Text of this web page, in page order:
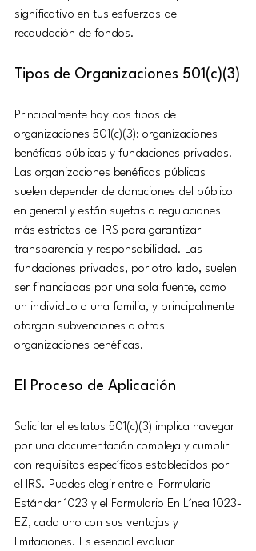
significativo en tus esfuerzos de
recaudación de fondos.
Tipos de Organizaciones 501(c)(3)
Principalmente hay dos tipos de
organizaciones 501(c)(3): organizaciones
benéficas públicas y fundaciones privadas.
Las organizaciones benéficas públicas
suelen depender de donaciones del público
en general y están sujetas a regulaciones
más estrictas del IRS para garantizar
transparencia y responsabilidad. Las
fundaciones privadas, por otro lado, suelen
ser financiadas por una sola fuente, como
un individuo o una familia, y principalmente
otorgan subvenciones a otras
organizaciones benéficas.
El Proceso de Aplicación
Solicitar el estatus 501(c)(3) implica navegar
por una documentación compleja y cumplir
con requisitos específicos establecidos por
el IRS. Puedes elegir entre el Formulario
Estándar 1023 y el Formulario En Línea 1023-
EZ, cada uno con sus ventajas y
limitaciones. Es esencial evaluar